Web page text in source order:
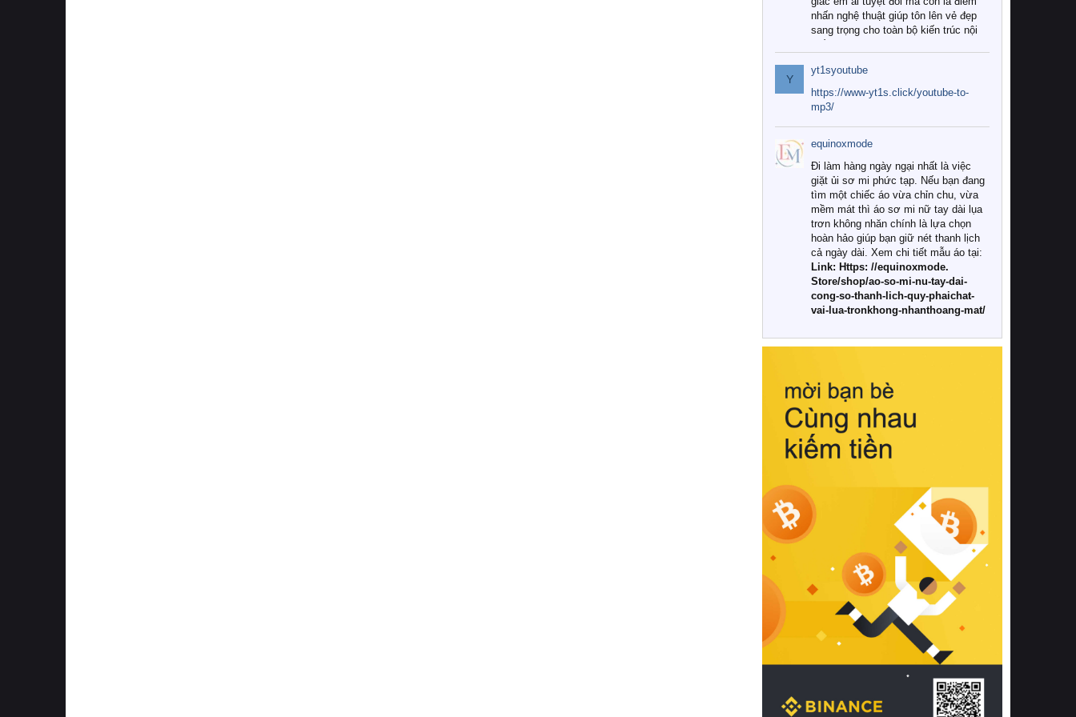
nhấn nghệ thuật giúp tôn lên vẻ đẹp
sang trọng cho toàn bộ kiến trúc nội
Tuy nhiên, giữa thị trường đa dạng
với vô vàn thương hiệu và mẫu mã
như hiện nay, làm thế nào để chọn
được những bộ chăn ga gối đệm cao
cấp thực sự chất lượng, phù hợp với
khí hậu và nhu cầu sử dụng của gia
đình? Hãy cùng chúng tôi đi tìm lời
giải đáp chi tiết qua bài viết dưới đây.
1. Tại sao các gia đình hiện đại lại ưa
chuộng chăn ga gối đệm cao cấp?
Khác với các dòng sản phẩm thông
thường, những bộ chăn ga gối đệm
cao cấp trải qua quy trình sản xuất
nghiêm ngặt từ khâu chọn lọc nguyên
liệu tự nhiên đến công nghệ dệt
nhuộm hiện đại không chứa hóa chất
này, bạn sẽ cảm nhận rõ rệt sự khác
hồi chuẩn xác của phần đệm nâng đỡ
cột sống.
Bên cạnh đó, việc lựa chọn các dòng
sản phẩm đạt chuẩn chất lượng quốc
tế còn giúp ngăn ngừa tình trạng kích
khuẩn và nấm mốc trong điều kiện
thời tiết nóng ẩm. Bạn có thể tìm hiểu
thêm các nghiên cứu khoa học về tác
động của giấc ngủ và môi trường
phòng ngủ đối với sức khỏe con
người tại Sleep Foundation (External
Link) để có cái nhìn toàn diện hơn.
2. Các tiêu chí vàng khi lựa chọn
chăn ga gối đệm cao cấp cho phòng
ngủ
Để sở hữu một bộ chăn ga gối đệm
cao cấp hoàn hảo cả về thẩm mỹ lẫn
công năng, người tiêu dùng cần cân
nhắc kỹ lưỡng các tiêu chí quan trọng
Y
yt1syoutube
https://www-yt1s.click/youtube-to-
mp3/
equinoxmode
Đi làm hàng ngày ngại nhất là việc
giặt ủi sơ mi phức tạp. Nếu bạn đang
tìm một chiếc áo vừa chỉn chu, vừa
mềm mát thì áo sơ mi nữ tay dài lụa
trơn không nhăn chính là lựa chọn
hoàn hảo giúp bạn giữ nét thanh lịch
cả ngày dài. Xem chi tiết mẫu áo tại:
Link: Https: //equinoxmode.
Store/shop/ao-so-mi-nu-tay-dai-
cong-so-thanh-lich-quy-phaichat-
vai-lua-tronkhong-nhanthoang-mat/